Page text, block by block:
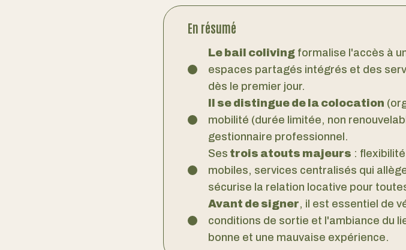
En résumé
Le bail coliving formalise l'accès à
espaces partagés intégrés et des
dès le premier jour.
Il se distingue de la colocation
mobilité (durée limitée, non
gestionnaire professionnel.
Ses trois atouts majeurs :
mobiles, services centralisés qui
sécurise la relation locative pour
Avant de signer, il est essentiel de
conditions de sortie et l'ambiance du
bonne et une mauvaise expérience.